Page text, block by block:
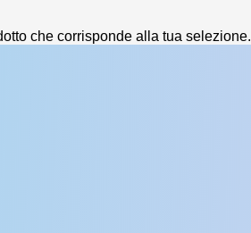
che corrisponde alla tua selezione.